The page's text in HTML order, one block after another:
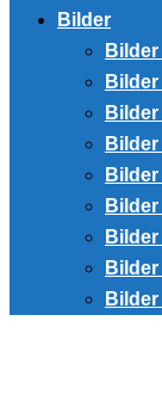
Bilder
Bilder
Bilder
Bilder
Bilder
Bilder
Bilder
Bilder
Bilder
Bilder